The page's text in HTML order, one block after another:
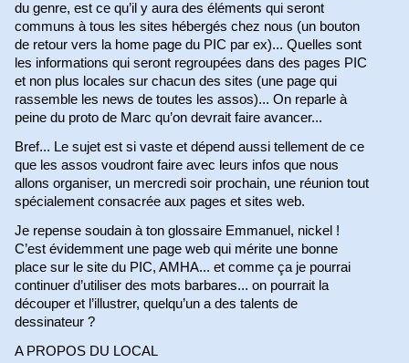
du genre, est ce qu’il y aura des éléments qui seront
communs à tous les sites hébergés chez nous (un bouton
de retour vers la home page du PIC par ex)... Quelles sont
les informations qui seront regroupées dans des pages PIC
et non plus locales sur chacun des sites (une page qui
rassemble les news de toutes les assos)... On reparle à
peine du proto de Marc qu’on devrait faire avancer...
Bref... Le sujet est si vaste et dépend aussi tellement de ce
que les assos voudront faire avec leurs infos que nous
allons organiser, un mercredi soir prochain, une réunion tout
spécialement consacrée aux pages et sites web.
Je repense soudain à ton glossaire Emmanuel, nickel !
C’est évidemment une page web qui mérite une bonne
place sur le site du PIC, AMHA... et comme ça je pourrai
continuer d’utiliser des mots barbares... on pourrait la
découper et l’illustrer, quelqu’un a des talents de
dessinateur ?
A PROPOS DU LOCAL